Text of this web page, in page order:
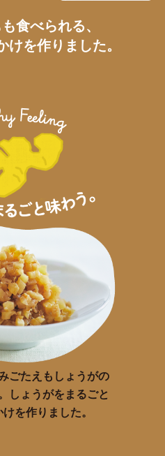
食べられる、
けを作りました。
ごたえもしょうがの
しょうがをまるごと
を作りました。